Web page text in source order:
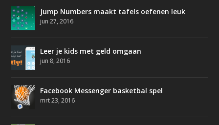
Jump Numbers maakt tafels oefenen leuk
jun 27, 2016
Leer je kids met geld omgaan
jun 8, 2016
Facebook Messenger basketbal spel
mrt 23, 2016